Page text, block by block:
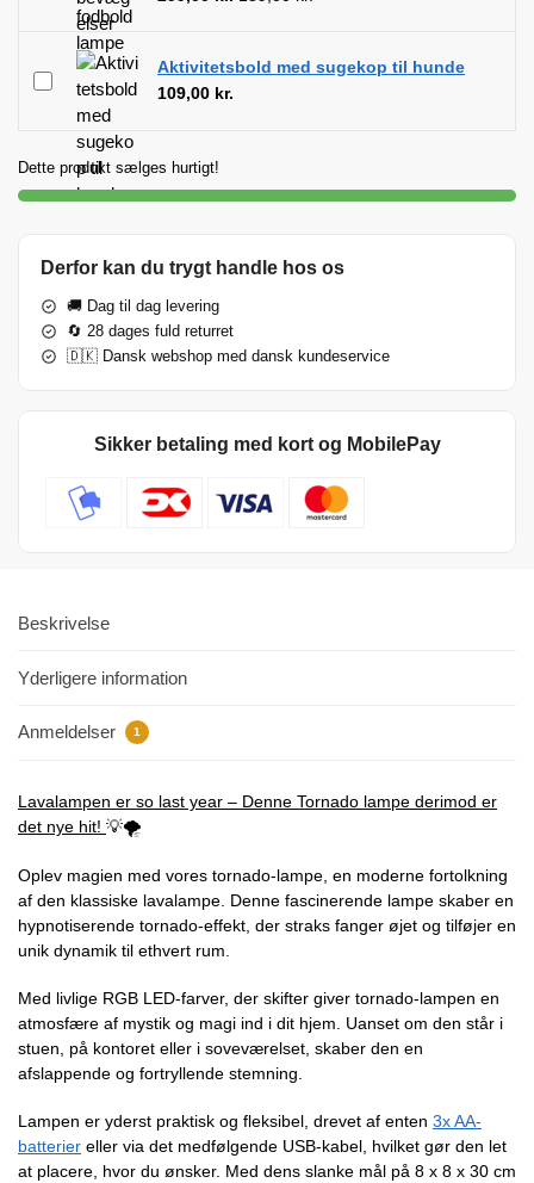
Aktivitetsbold med sugekop til hunde
109,00 kr.
Dette produkt sælges hurtigt!
Derfor kan du trygt handle hos os
🚚 Dag til dag levering
🔄 28 dages fuld returret
🇩🇰 Dansk webshop med dansk kundeservice
Sikker betaling med kort og MobilePay
Beskrivelse
Yderligere information
Anmeldelser 1
Lavalampen er so last year – Denne Tornado lampe derimod er
det nye hit! 💡🌪️
Oplev magien med vores tornado-lampe, en moderne fortolkning
af den klassiske lavalampe. Denne fascinerende lampe skaber en
hypnotiserende tornado-effekt, der straks fanger øjet og tilføjer en
unik dynamik til ethvert rum.
Med livlige RGB LED-farver, der skifter giver tornado-lampen en
atmosfære af mystik og magi ind i dit hjem. Uanset om den står i
stuen, på kontoret eller i soveværelset, skaber den en
afslappende og fortryllende stemning.
Lampen er yderst praktisk og fleksibel, drevet af enten 3x AA-
batterier eller via det medfølgende USB-kabel, hvilket gør den let
at placere, hvor du ønsker. Med dens slanke mål på 8 x 8 x 30 cm